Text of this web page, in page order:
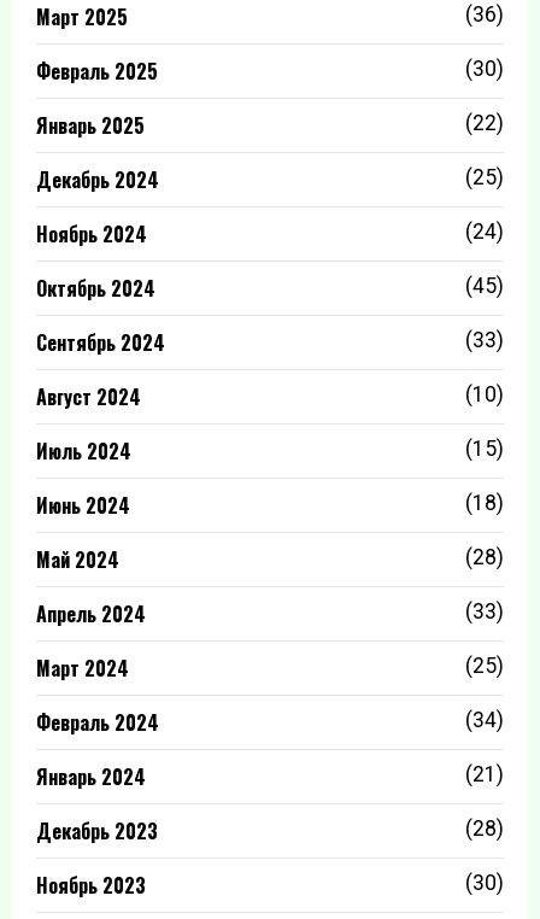
Март 2025 (36)
Февраль 2025 (30)
Январь 2025 (22)
Декабрь 2024 (25)
Ноябрь 2024 (24)
Октябрь 2024 (45)
Сентябрь 2024 (33)
Август 2024 (10)
Июль 2024 (15)
Июнь 2024 (18)
Май 2024 (28)
Апрель 2024 (33)
Март 2024 (25)
Февраль 2024 (34)
Январь 2024 (21)
Декабрь 2023 (28)
Ноябрь 2023 (30)